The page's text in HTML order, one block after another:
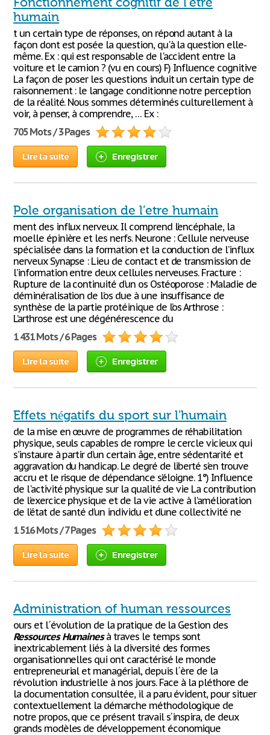
humain
t un certain type de réponses, on répond autant à la
façon dont est posée la question, qu'à la question elle-
même. Ex : qui est responsable de l'accident entre la
voiture et le camion ? (vu en cours) F) Influence cognitive
La façon de poser les questions induit un certain type de
raisonnement : le langage conditionne notre perception
de la réalité. Nous sommes déterminés culturellement à
voir, à penser, à comprendre, … Ex :
705 Mots / 3 Pages
Lire la suite Enregistrer
Pole organisation de l’etre humain
ment des influx nerveux. Il comprend l’encéphale, la
moelle épinière et les nerfs. Neurone : Cellule nerveuse
spécialisée dans la formation et la conduction de l’influx
nerveux Synapse : Lieu de contact et de transmission de
l’information entre deux cellules nerveuses. Fracture :
Rupture de la continuité d’un os Ostéoporose : Maladie de
déminéralisation de l’os due à une insuffisance de
synthèse de la partie protéinique de l’os Arthrose :
L’arthrose est une dégénérescence du
1 431 Mots / 6 Pages
Lire la suite Enregistrer
Effets négatifs du sport sur l'humain
de la mise en œuvre de programmes de réhabilitation
physique, seuls capables de rompre le cercle vicieux qui
s’instaure à partir d’un certain âge, entre sédentarité et
aggravation du handicap. Le degré de liberté s’en trouve
accru et le risque de dépendance s’éloigne. 1°) Influence
de l'activité physique sur la qualité de vie La contribution
de l’exercice physique et de la vie active à l’amélioration
de l’état de santé d’un individu et d’une collectivité ne
1 516 Mots / 7 Pages
Lire la suite Enregistrer
Administration of human ressources
ours et l´évolution de la pratique de la Gestion des
Ressources Humainesà traves le temps sont
inextricablement liés à la diversité des formes
organisationnelles qui ont caractérisé le monde
entrepreneurial et managérial, depuis l´ère de la
révolution industrielle à nos jours. Face à la pléthore de
la documentation consultée, il a paru évident, pour situer
contextuellement la démarche méthodologique de
notre propos, que ce présent travail s´inspira, de deux
grands modèles de développement économique